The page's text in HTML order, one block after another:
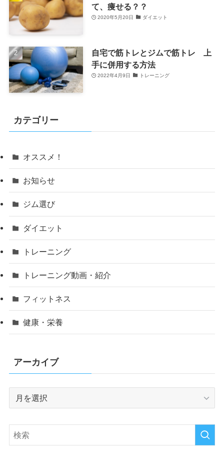
て、痩せる？？
2020年5月20日 ダイエット
自宅で筋トレとジムで筋トレ 上
手に併用する方法
2022年4月9日 トレーニング
カテゴリー
オススメ！
お知らせ
ジム選び
ダイエット
トレーニング
トレーニング動画・紹介
フィットネス
健康・栄養
アーカイブ
イ